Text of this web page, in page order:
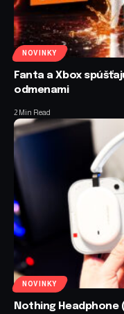
NOVINKY
Fanta a Xbox
odmenami
2 Min Read
NOVINKY
Nothing Headphone